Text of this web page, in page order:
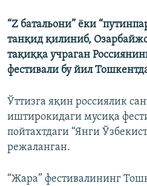
“Z батальони” ёки
танқид қилиниб,
тақиққа учраган
фестивали бу йил
Ўттизга яқин россиялик
иштирокидаги мусиқа
пойтахтдаги “Янги
режаланган.
“Жара” фестивалининг